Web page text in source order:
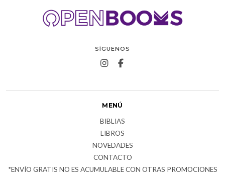
SÍGUENOS
MENÚ
BIBLIAS
LIBROS
NOVEDADES
CONTACTO
*ENVÍO GRATIS NO ES ACUMULABLE CON OTRAS PROMOCIONES